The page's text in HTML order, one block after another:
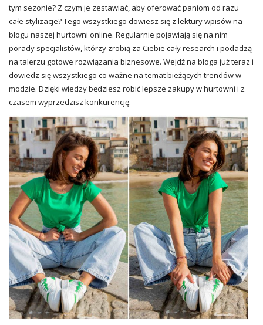
tym sezonie? Z czym je zestawiać, aby oferować paniom od razu
całe stylizacje? Tego wszystkiego dowiesz się z lektury wpisów na
blogu naszej hurtowni online. Regularnie pojawiają się na nim
porady specjalistów, którzy zrobią za Ciebie cały research i podadzą
na talerzu gotowe rozwiązania biznesowe. Wejdź na bloga już teraz i
dowiedz się wszystkiego co ważne na temat bieżących trendów w
modzie. Dzięki wiedzy będziesz robić lepsze zakupy w hurtowni i z
czasem wyprzedzisz konkurencję.